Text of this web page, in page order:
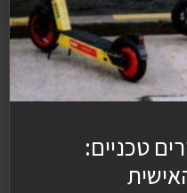
טכניים: